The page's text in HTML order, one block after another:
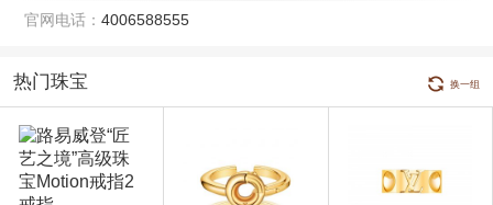
官网电话： 4006588555
热门珠宝 换一组